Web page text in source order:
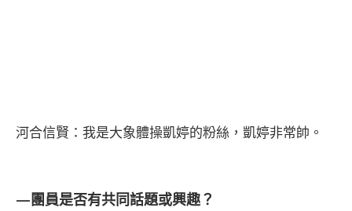
河合信賢：我是大象體操凱婷的粉絲，凱婷非常帥。
—團員是否有共同話題或興趣？